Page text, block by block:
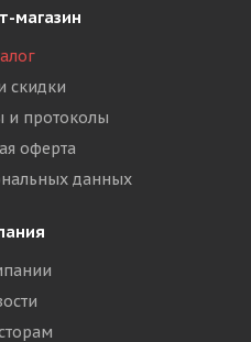
магазин
скидки
и протоколы
оферта
данных